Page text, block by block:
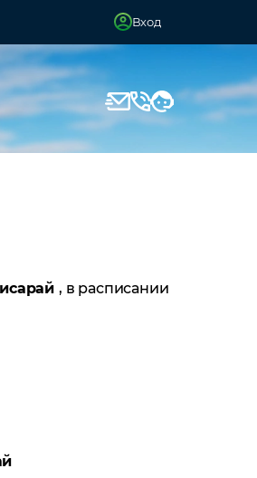
Вход
, в расписании